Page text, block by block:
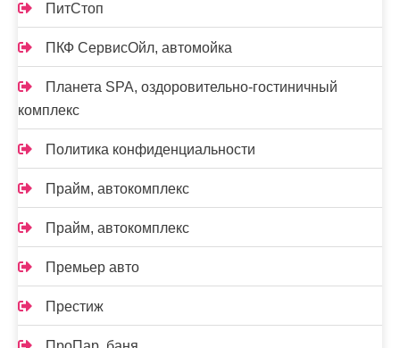
ПитСтоп
ПКФ СервисОйл, автомойка
Планета SPA, оздоровительно-гостиничный
комплекс
Политика конфиденциальности
Прайм, автокомплекс
Прайм, автокомплекс
Премьер авто
Престиж